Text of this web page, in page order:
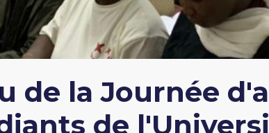
de la Journée
de